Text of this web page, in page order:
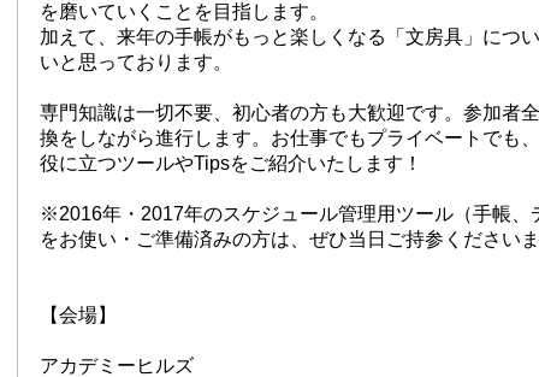
を磨いていくことを目指します。
加えて、来年の手帳がもっと楽しくなる「文房具」につ
いと思っております。
専門知識は一切不要、初心者の方も大歓迎です。参加者
換をしながら進行します。お仕事でもプライベートでも
役に立つツールやTipsをご紹介いたします！
※2016年・2017年のスケジュール管理用ツール（手帳、
をお使い・ご準備済みの方は、ぜひ当日ご持参ください
【会場】
アカデミーヒルズ